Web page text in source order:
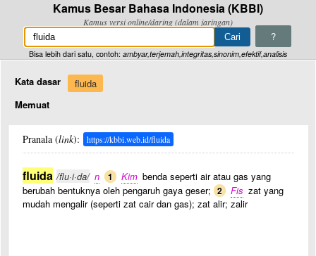
Kamus Besar Bahasa Indonesia (KBBI)
Kamus versi online/daring (dalam jaringan)
?
Bisa lebih dari satu, contoh: ambyar,terjemah,integritas,sinonim,efektif,analisis
Kata dasar
fluida
Memuat
Pranala (link): https://kbbi.web.id/fluida
fluida /flu·i·da/ n 1 Kim benda seperti air atau gas yang
berubah bentuknya oleh pengaruh gaya geser; 2 Fis zat yang
mudah mengalir (seperti zat cair dan gas); zat alir; zalir